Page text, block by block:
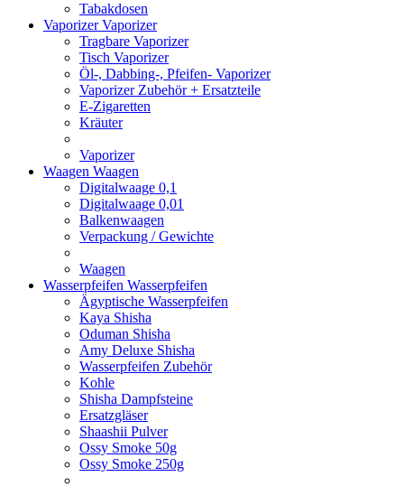
Tabakdosen
VaporizerVaporizer
Tragbare Vaporizer
Tisch Vaporizer
Öl-, Dabbing-, Pfeifen- Vaporizer
Vaporizer Zubehör + Ersatzteile
E-Zigaretten
Kräuter
Vaporizer
Waagen Waagen
Digitalwaage 0,1
Digitalwaage 0,01
Balkenwaagen
Verpackung / Gewichte
Waagen
Wasserpfeifen Wasserpfeifen
Ägyptische Wasserpfeifen
Kaya Shisha
Oduman Shisha
Amy Deluxe Shisha
Wasserpfeifen Zubehör
Kohle
Shisha Dampfsteine
Ersatzgläser
Shaashii Pulver
Ossy Smoke 50g
Ossy Smoke 250g